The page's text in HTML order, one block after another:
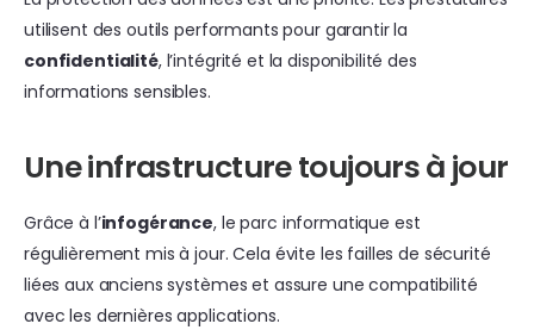
utilisent des outils performants pour garantir la
confidentialité, l’intégrité et la disponibilité des
informations sensibles.
Une infrastructure toujours à jour
Grâce à l’infogérance, le parc informatique est
régulièrement mis à jour. Cela évite les failles de sécurité
liées aux anciens systèmes et assure une compatibilité
avec les dernières applications.